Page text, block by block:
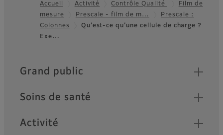
Footer
Accueil Activité Contrôle Qualité
Film de
mesure
Prescale - film de m…
Prescale :
Colonnes
Qu’est-ce qu’une cellule de charge ?
Exe…
Quick Links
Grand public
Soins de santé
Activité